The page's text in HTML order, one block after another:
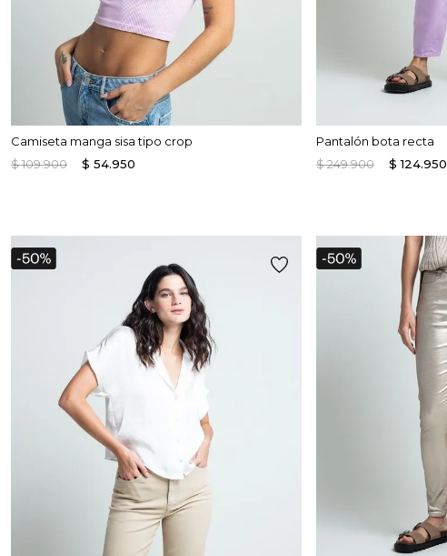
Camiseta manga sisa tipo crop
$109.900 $ 54.950
Pantalón bota recta
$249.900 $ 124.950